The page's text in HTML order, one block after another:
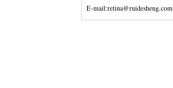
E-mail:retina@ruidesheng.com